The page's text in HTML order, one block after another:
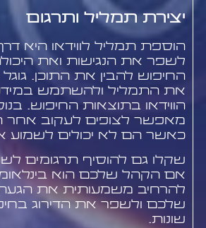
יצירת תמליל ותרגום
הוספת תמליל לווידאו היא
לשפר את הנגישות ואת
החיפוש להבין את התוכן. גוגל
את התמליל ולהשתמש במידע
הווידאו בתוצאות החיפוש.
מאפשר לצופים לעקוב אחר
כאשר הם לא יכולים
שקלו גם להוסיף תרגומים
אם הקהל שלכם הוא
להרחיב משמעותית את הגעת
שלכם ולשפר את הדירוג
שונות.